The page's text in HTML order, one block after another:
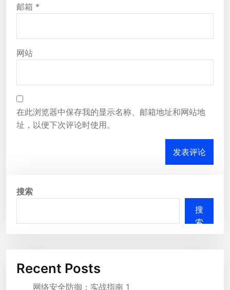
邮箱 *
网站
在此浏览器中保存我的显示名称、邮箱地址和网站地
址，以便下次评论时使用。
搜索
搜
索
Recent Posts
网络安全防御：实战指南 1